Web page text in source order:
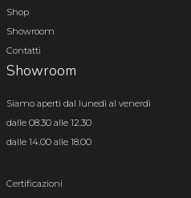
Shop
Showroom
Contatti
Showroom
Siamo aperti dal lunedì al venerdì
dalle 08.30 alle 12.30
dalle 14.00 alle 18.00
Certificazioni